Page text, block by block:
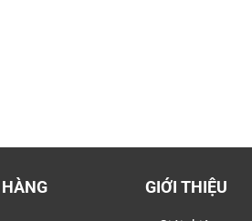
GIỚI THIỆU